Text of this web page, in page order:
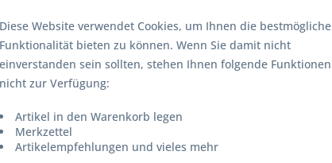
von
Marantec Command 812 zweites
Transpondersystem
Beschreibung 2. Lesemodul für...
Artikel-Nr.: 40324
Diese Website verwendet Cookies, um Ihnen die bestmögliche
Funktionalität bieten zu können. Wenn Sie damit nicht
einverstanden sein sollten, stehen Ihnen folgende Funktionen
nicht zur Verfügung:
Artikel in den Warenkorb legen
Merkzettel
Artikelempfehlungen und vieles mehr